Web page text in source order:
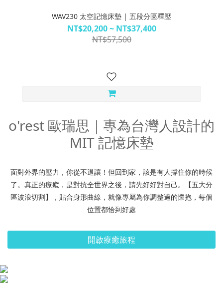
WAV230 太空記憶床墊 | 五段分區釋壓
NT$20,200 ~ NT$37,400
NT$57,500
o'rest 歐瑞思｜專為台灣人設計的
MIT 記憶床墊
面對外界的壓力，你從不退讓！但回到家，該是有人撐住你的時候
了。真正的療癒，是對抗全世界之後，請先好好對自己。【五大分
區波浪切割】，貼合身形曲線，就像專屬為你調整過的懷抱，每個
位置都恰到好處
開啟療癒旅程